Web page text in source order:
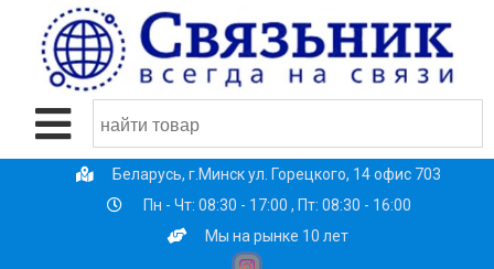
Беларусь, г.Минск ул. Горецкого, 14 офис 703
Пн - Чт: 08:30 - 17:00 , Пт: 08:30 - 16:00
Мы на рынке 10 лет